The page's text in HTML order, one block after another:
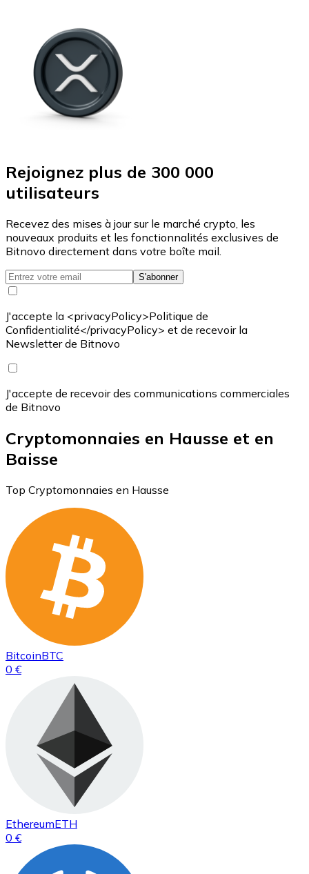
Rejoignez plus de 300 000
utilisateurs
Recevez des mises à jour sur le marché crypto, les
nouveaux produits et les fonctionnalités exclusives de
Bitnovo directement dans votre boîte mail.
S'abonner
J'accepte la <privacyPolicy>Politique de
Confidentialité</privacyPolicy> et de recevoir la
Newsletter de Bitnovo
J'accepte de recevoir des communications commerciales
de Bitnovo
Cryptomonnaies en Hausse et en
Baisse
Top Cryptomonnaies en Hausse
BitcoinBTC
0 €
EthereumETH
0 €